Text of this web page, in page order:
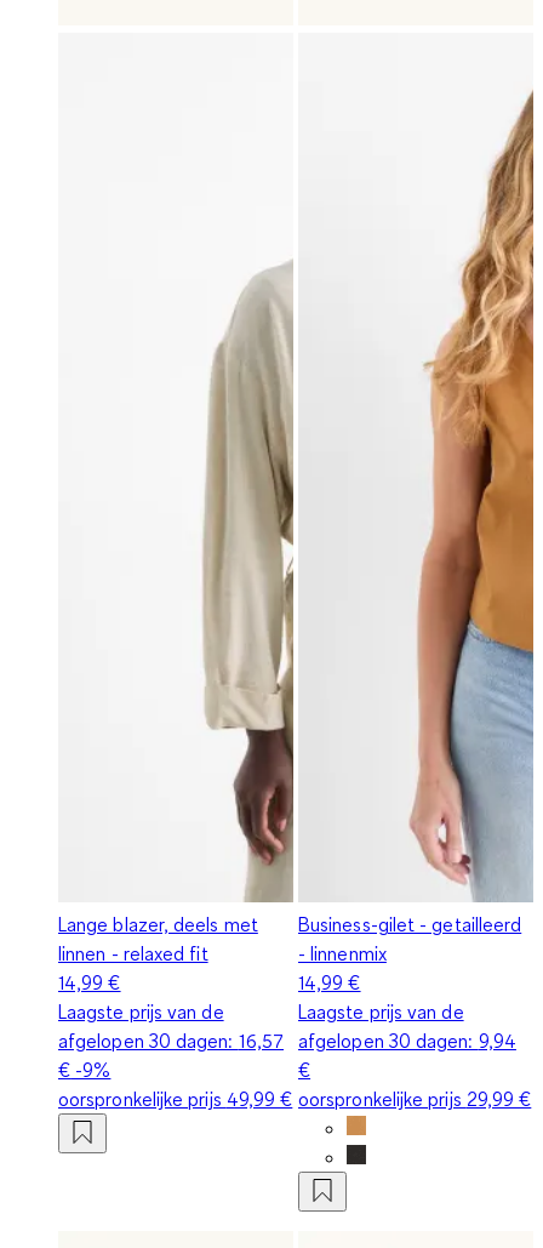
Lange blazer, deels met
linnen - relaxed fit
14,99 €
Laagste prijs van de
afgelopen 30 dagen: 16,57
€ -9%
oorspronkelijke prijs 49,99 €
Business-gilet - getailleerd
- linnenmix
14,99 €
Laagste prijs van de
afgelopen 30 dagen: 9,94
€
oorspronkelijke prijs 29,99 €